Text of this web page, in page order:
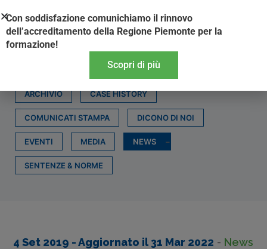
al
contenuto
ARCHIVIO CASE HISTORY
COMUNICATI STAMPA DICONO DI NOI
EVENTI MEDIA NEWS
SENTENZE & NORME
4 Set 2019 - Aggiornato il31 Mar 2022 - News
Con soddisfazione comunichiamo il rinnovo
dell’accreditamento della Regione Piemonte per la
formazione!
Scopri di più